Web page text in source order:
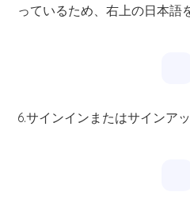
っているため、右上の日本語
6.サインインまたはサインア